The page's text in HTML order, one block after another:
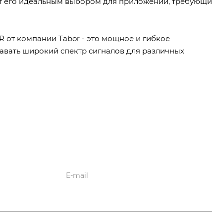
от компании Tabor - это мощное и гибкое
широкий спектр сигналов для различных